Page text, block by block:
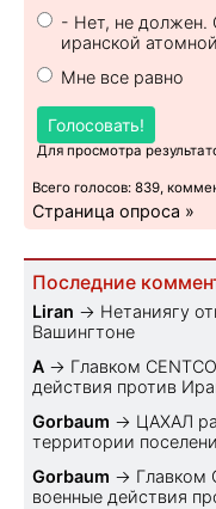
- Нет, не должен.
иранской
Мне все равно
Голосовать!
Для просмотра
Всего голосов: 839,
Страница опроса »
Последние
Liran → Нетаниягу
Вашингтоне
A → Главком
действия против
Gorbaum → ЦАХАЛ
территории
Gorbaum → Главком
военные действия